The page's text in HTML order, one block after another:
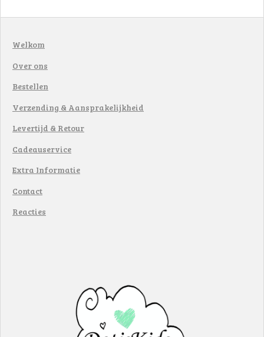
Welkom
Over ons
Bestellen
Verzending & Aansprakelijkheid
Levertijd & Retour
Cadeauservice
Extra Informatie
Contact
Reacties